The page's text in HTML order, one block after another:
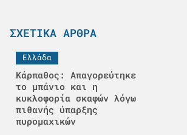
ΣΧΕΤΙΚΆ ΆΡΘΡΑ
Ελλάδα
Κάρπαθος: Απαγορεύτηκε
το μπάνιο και η
κυκλοφορία σκαφών λόγω
πιθανής ύπαρξης
πυρομαχικών